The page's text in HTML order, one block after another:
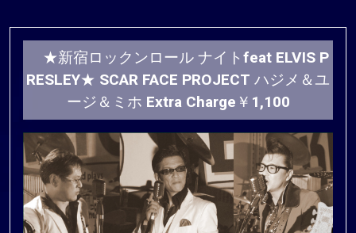
★新宿ロックンロール ナイトfeat ELVIS P
RESLEY★ SCAR FACE PROJECT ハジメ＆ユ
ージ＆ミホ Extra Charge￥1,100